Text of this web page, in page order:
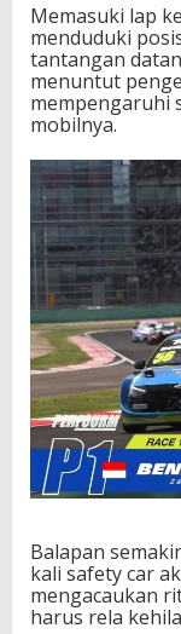
Memasuki lap
menduduki
tantangan
menuntut
mempengaruhi
mobilnya.
Balapan
kali safety car
mengacaukan
harus rela